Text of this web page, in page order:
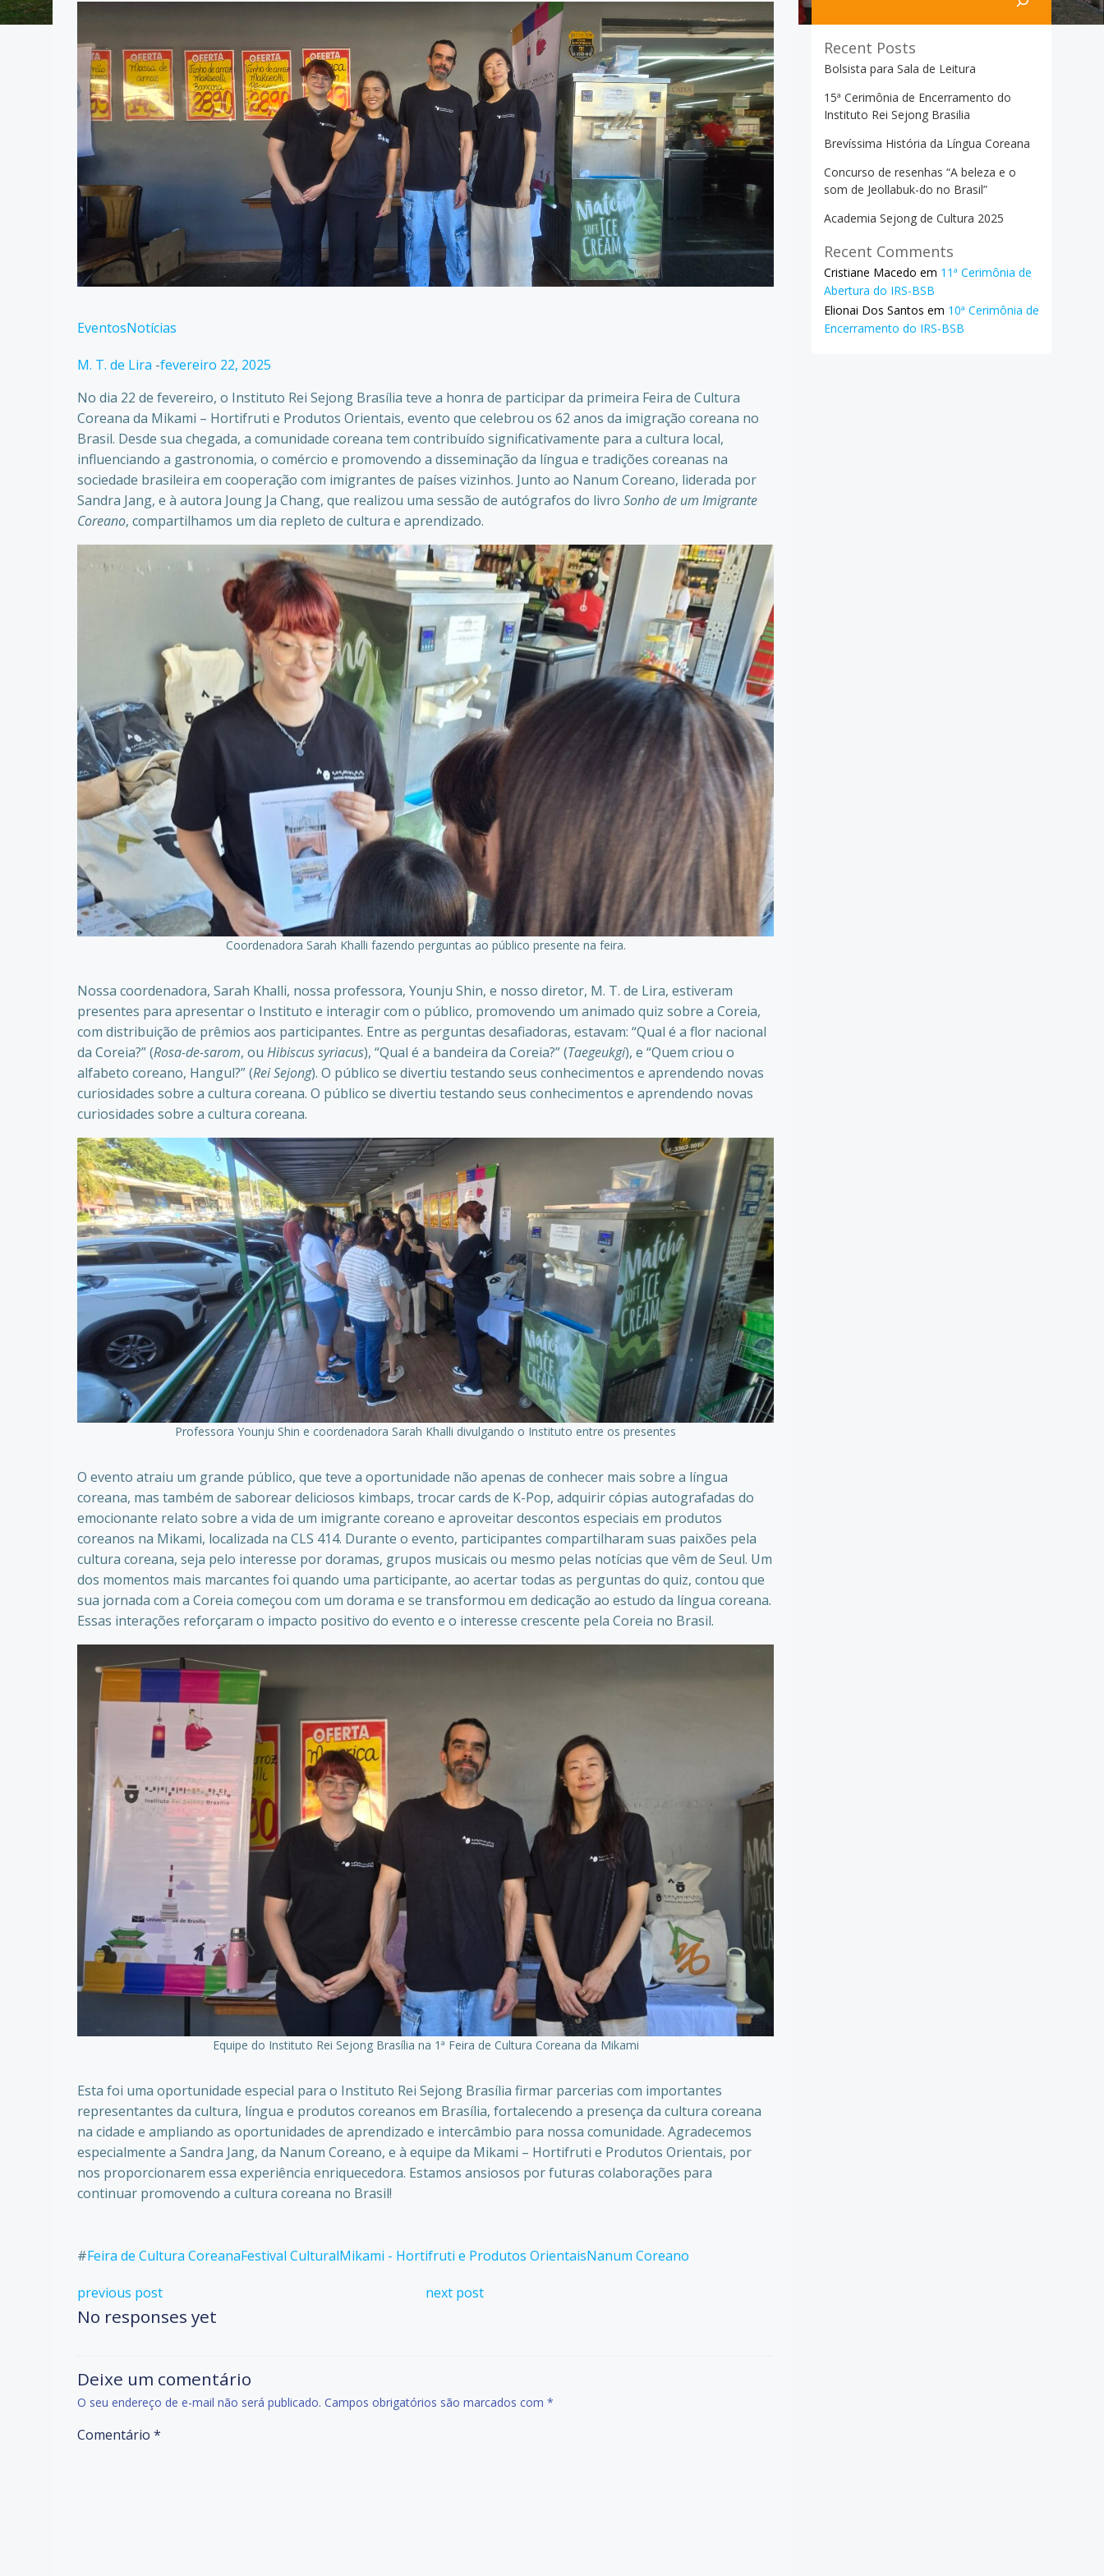
EventosNotícias
M. T. de Lira -fevereiro 22, 2025
No dia 22 de fevereiro, o Instituto Rei Sejong Brasília teve a honra de participar da primeira Feira de Cultura
Coreana da Mikami – Hortifruti e Produtos Orientais, evento que celebrou os 62 anos da imigração coreana no
Brasil. Desde sua chegada, a comunidade coreana tem contribuído significativamente para a cultura local,
influenciando a gastronomia, o comércio e promovendo a disseminação da língua e tradições coreanas na
sociedade brasileira em cooperação com imigrantes de países vizinhos. Junto ao Nanum Coreano, liderada por
Sandra Jang, e à autora Joung Ja Chang, que realizou uma sessão de autógrafos do livro Sonho de um Imigrante
Coreano, compartilhamos um dia repleto de cultura e aprendizado.
Coordenadora Sarah Khalli fazendo perguntas ao público presente na feira.
Nossa coordenadora, Sarah Khalli, nossa professora, Younju Shin, e nosso diretor, M. T. de Lira, estiveram
presentes para apresentar o Instituto e interagir com o público, promovendo um animado quiz sobre a Coreia,
com distribuição de prêmios aos participantes. Entre as perguntas desafiadoras, estavam: “Qual é a flor nacional
da Coreia?” (Rosa-de-sarom, ou Hibiscus syriacus), “Qual é a bandeira da Coreia?” (Taegeukgi), e “Quem criou o
alfabeto coreano, Hangul?” (Rei Sejong). O público se divertiu testando seus conhecimentos e aprendendo novas
curiosidades sobre a cultura coreana. O público se divertiu testando seus conhecimentos e aprendendo novas
curiosidades sobre a cultura coreana.
Professora Younju Shin e coordenadora Sarah Khalli divulgando o Instituto entre os presentes
O evento atraiu um grande público, que teve a oportunidade não apenas de conhecer mais sobre a língua
coreana, mas também de saborear deliciosos kimbaps, trocar cards de K-Pop, adquirir cópias autografadas do
emocionante relato sobre a vida de um imigrante coreano e aproveitar descontos especiais em produtos
coreanos na Mikami, localizada na CLS 414. Durante o evento, participantes compartilharam suas paixões pela
cultura coreana, seja pelo interesse por doramas, grupos musicais ou mesmo pelas notícias que vêm de Seul. Um
dos momentos mais marcantes foi quando uma participante, ao acertar todas as perguntas do quiz, contou que
sua jornada com a Coreia começou com um dorama e se transformou em dedicação ao estudo da língua coreana.
Essas interações reforçaram o impacto positivo do evento e o interesse crescente pela Coreia no Brasil.
Equipe do Instituto Rei Sejong Brasília na 1ª Feira de Cultura Coreana da Mikami
Esta foi uma oportunidade especial para o Instituto Rei Sejong Brasília firmar parcerias com importantes
representantes da cultura, língua e produtos coreanos em Brasília, fortalecendo a presença da cultura coreana
na cidade e ampliando as oportunidades de aprendizado e intercâmbio para nossa comunidade. Agradecemos
especialmente a Sandra Jang, da Nanum Coreano, e à equipe da Mikami – Hortifruti e Produtos Orientais, por
nos proporcionarem essa experiência enriquecedora. Estamos ansiosos por futuras colaborações para
continuar promovendo a cultura coreana no Brasil!
#Feira de Cultura CoreanaFestival CulturalMikami - Hortifruti e Produtos OrientaisNanum Coreano
Post
navigation
previous post
Post
next post
No responses yet
Deixe um comentário
O seu endereço de e-mail não será publicado. Campos obrigatórios são marcados com *
Comentário *
Recent Posts
Bolsista para Sala de Leitura
15ª Cerimônia de Encerramento do
Instituto Rei Sejong Brasilia
Brevíssima História da Língua Coreana
Concurso de resenhas “A beleza e o
som de Jeollabuk-do no Brasil”
Academia Sejong de Cultura 2025
Recent Comments
Cristiane Macedo em 11ª Cerimônia de
Abertura do IRS-BSB
Elionai Dos Santos em 10ª Cerimônia de
Encerramento do IRS-BSB